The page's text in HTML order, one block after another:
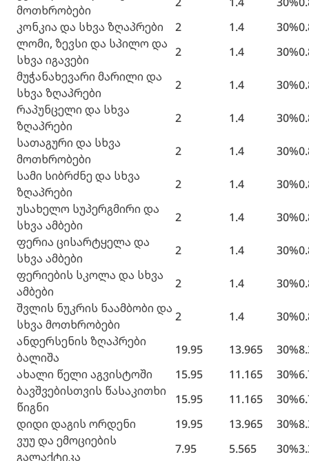
მოთხრობები
კონკია და სხვა ზღაპრები
2 1.4 30%
ლომი, ზევსი და სპილო და
სხვა იგავები
2 1.4 30%
მუჭანახევარი მარილი და
სხვა ზღაპრები
2 1.4 30%
რაპუნცელი და სხვა
ზღაპრები
2 1.4 30%
სათაგური და სხვა
მოთხრობები
2 1.4 30%
სამი სიბრძნე და სხვა
ზღაპრები
2 1.4 30%
უსახელო სუპერგმირი და
სხვა ამბები
2 1.4 30%
ფერია ცისარტყელა და
სხვა ამბები
2 1.4 30%
ფერიების სკოლა და სხვა
ამბები
2 1.4 30%
შვლის ნუკრის ნაამბობი და
სხვა მოთხრობები
2 1.4 30%
ანდერსენის ზღაპრები
ბალიშა
19.95 13.965 30%
ახალი წელი აგვისტოში
15.95 11.165 30%
ბავშვებისთვის წასაკითხი
წიგნი
15.95 11.165 30%
დიდი დაგის ორდენი
19.95 13.965 30%
ვუუ და ემოციების
გალაქტიკა
7.95 5.565 30%